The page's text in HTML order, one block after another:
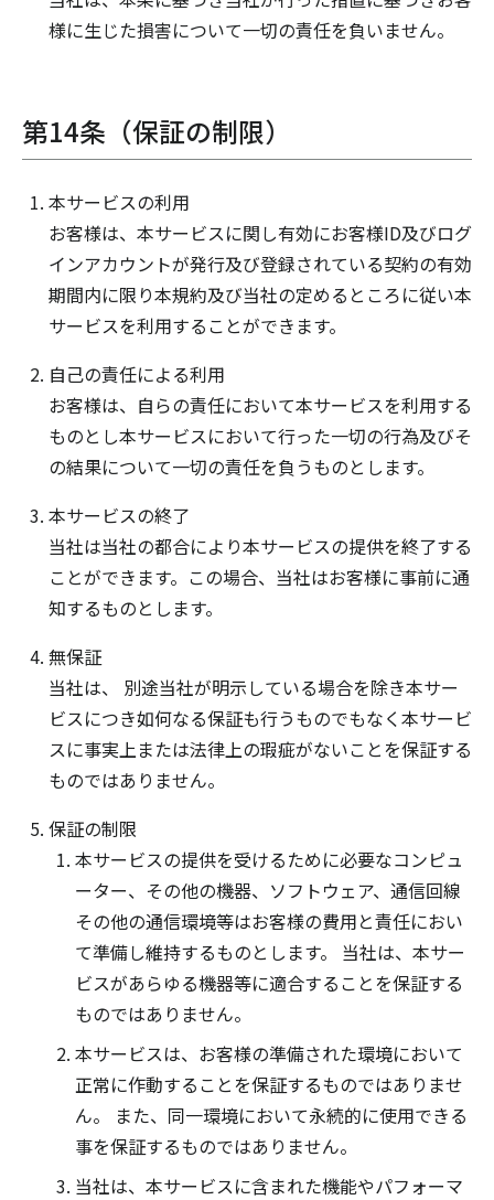
様に生じた損害について一切の責任を負いません。
第14条（保証の制限）
本サービスの利用
お客様は、本サービスに関し有効にお客様ID及びログ
インアカウントが発行及び登録されている契約の有効
期間内に限り本規約及び当社の定めるところに従い本
サービスを利用することができます。
自己の責任による利用
お客様は、自らの責任において本サービスを利用する
ものとし本サービスにおいて行った一切の行為及びそ
の結果について一切の責任を負うものとします。
本サービスの終了
当社は当社の都合により本サービスの提供を終了する
ことができます。この場合、当社はお客様に事前に通
知するものとします。
無保証
当社は、 別途当社が明示している場合を除き本サー
ビスにつき如何なる保証も行うものでもなく本サービ
スに事実上または法律上の瑕疵がないことを保証する
ものではありません。
保証の制限
本サービスの提供を受けるために必要なコンピュ
ーター、その他の機器、ソフトウェア、通信回線
その他の通信環境等はお客様の費用と責任におい
て準備し維持するものとします。 当社は、本サー
ビスがあらゆる機器等に適合することを保証する
ものではありません。
本サービスは、お客様の準備された環境において
正常に作動することを保証するものではありませ
ん。 また、同一環境において永続的に使用できる
事を保証するものではありません。
当社は、本サービスに含まれた機能やパフォーマ